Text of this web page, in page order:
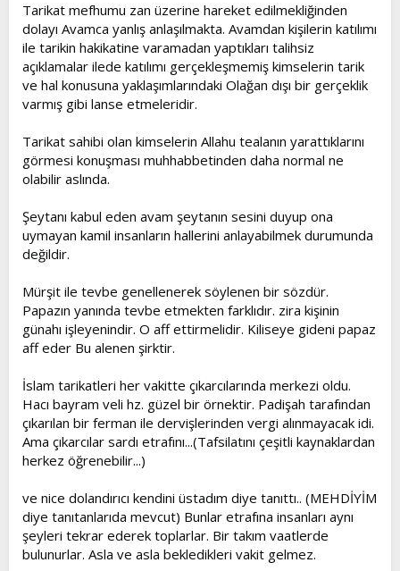
Tarikat mefhumu zan üzerine hareket edilmekliğinden
dolayı Avamca yanlış anlaşılmakta. Avamdan kişilerin katılımı
ile tarikin hakikatine varamadan yaptıkları talihsiz
açıklamalar ilede katılımı gerçekleşmemiş kimselerin tarik
ve hal konusuna yaklaşımlarındaki Olağan dışı bir gerçeklik
varmış gibi lanse etmeleridir.
Tarikat sahibi olan kimselerin Allahu tealanın yarattıklarını
görmesi konuşması muhhabbetinden daha normal ne
olabilir aslında.
Şeytanı kabul eden avam şeytanın sesini duyup ona
uymayan kamil insanların hallerini anlayabilmek durumunda
değildir.
Mürşit ile tevbe genellenerek söylenen bir sözdür.
Papazın yanında tevbe etmekten farklıdır. zira kişinin
günahı işleyenindir. O aff ettirmelidir. Kiliseye gideni papaz
aff eder Bu alenen şirktir.
İslam tarikatleri her vakitte çıkarcılarında merkezi oldu.
Hacı bayram veli hz. güzel bir örnektir. Padişah tarafından
çıkarılan bir ferman ile dervişlerinden vergi alınmayacak idi.
Ama çıkarcılar sardı etrafını...(Tafsilatını çeşitli kaynaklardan
herkez öğrenebilir...)
ve nice dolandırıcı kendini üstadım diye tanıttı.. (MEHDİYİM
diye tanıtanlarıda mevcut) Bunlar etrafına insanları aynı
şeyleri tekrar ederek toplarlar. Bir takım vaatlerde
bulunurlar. Asla ve asla bekledikleri vakit gelmez.